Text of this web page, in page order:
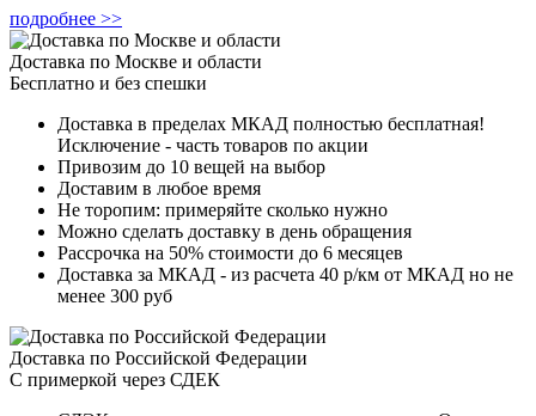
подробнее >>
Доставка по Москве и области
Бесплатно и без спешки
Доставка в пределах МКАД полностью бесплатная!
Исключение - часть товаров по акции
Привозим до 10 вещей на выбор
Доставим в любое время
Не торопим: примеряйте сколько нужно
Можно сделать доставку в день обращения
Рассрочка на 50% стоимости до 6 месяцев
Доставка за МКАД - из расчета 40 р/км от МКАД но не
менее 300 руб
Доставка по Российской Федерации
С примеркой через СДЕК